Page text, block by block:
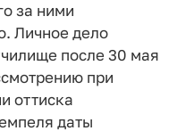
за ними
Личное дело
после 30 мая
при
оттиска
даты